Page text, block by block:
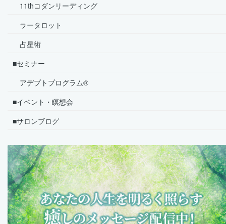
11thコダンリーディング
ラータロット
占星術
■セミナー
アデプトプログラム®
■イベント・瞑想会
■サロンブログ